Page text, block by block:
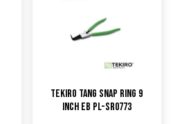
TEKIRO Tang Snap Ring 9
inch EB PL-SR0773